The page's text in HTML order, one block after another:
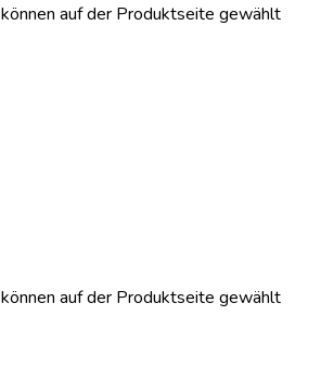
auf der Produktseite gewählt
auf der Produktseite gewählt